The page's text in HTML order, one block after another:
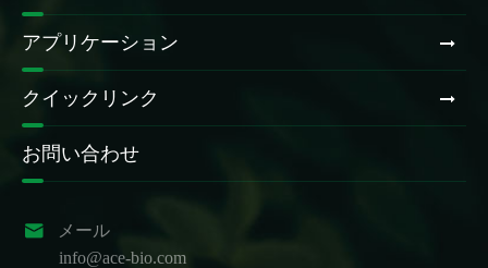
アプリケーション
クイックリンク
お問い合わせ

メール
info@ace-bio.com